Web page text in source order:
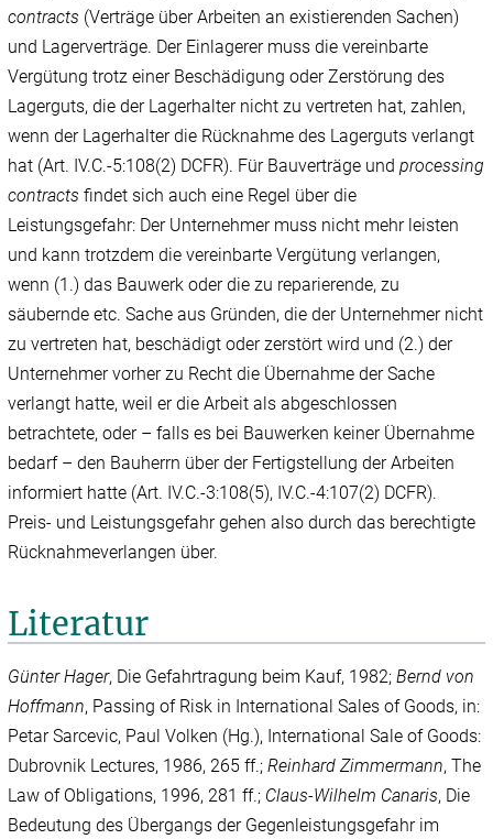
contracts (Verträge über Arbeiten an existierenden Sachen)
und Lagerverträge. Der Einlagerer muss die vereinbarte
Vergütung trotz einer Beschädigung oder Zerstörung des
Lagerguts, die der Lagerhalter nicht zu vertreten hat, zahlen,
wenn der Lagerhalter die Rücknahme des Lagerguts verlangt
hat (Art. IV.C.-5:108(2) DCFR). Für Bauverträge undprocessing
contracts findet sich auch eine Regel über die
Leistungsgefahr: Der Unternehmer muss nicht mehr leisten
und kann trotzdem die vereinbarte Vergütung verlangen,
wenn (1.) das Bauwerk oder die zu reparierende, zu
säubernde etc. Sache aus Gründen, die der Unternehmer nicht
zu vertreten hat, beschädigt oder zerstört wird und (2.) der
Unternehmer vorher zu Recht die Übernahme der Sache
verlangt hatte, weil er die Arbeit als abgeschlossen
betrachtete, oder – falls es bei Bauwerken keiner Übernahme
bedarf – den Bauherrn über der Fertigstellung der Arbeiten
informiert hatte (Art. IV.C.-3:108(5), IV.C.-4:107(2) DCFR).
Preis- und Leistungsgefahr gehen also durch das berechtigte
Rücknahmeverlangen über.
Literatur
Günter Hager, Die Gefahrtragung beim Kauf, 1982;Bernd von
Hoffmann, Passing of Risk in International Sales of Goods, in:
Petar Sarcevic, Paul Volken (Hg.), International Sale of Goods:
Dubrovnik Lectures, 1986, 265 ff.;Reinhard Zimmermann, The
Law of Obligations, 1996, 281 ff.; Claus-Wilhelm Canaris, Die
Bedeutung des Übergangs der Gegenleistungsgefahr im